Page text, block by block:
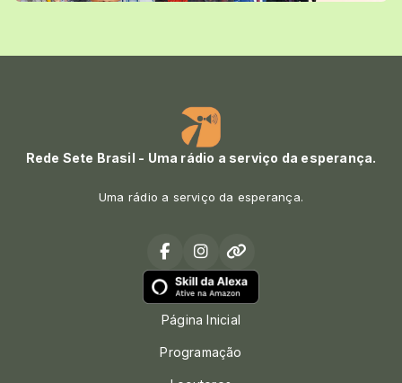
Rede Sete Brasil - Uma rádio a serviço da esperança.
Uma rádio a serviço da esperança.
Página Inicial
Programação